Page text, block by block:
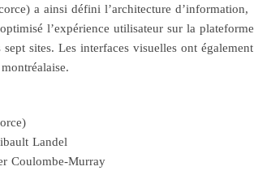
a ainsi défini l’architecture d’information,
l’expérience utilisateur sur la plateforme
sites. Les interfaces visuelles ont également
Landel
Coulombe-Murray